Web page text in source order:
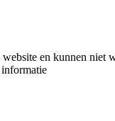
en kunnen